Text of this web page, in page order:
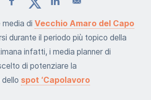
di Vecchio Amaro del Capo
durante il periodo più topico della
infatti, i media planner di
di potenziare la
spot ‘Capolavoro